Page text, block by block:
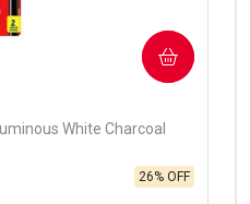
White Charcoal
26% OFF
COMPRAR